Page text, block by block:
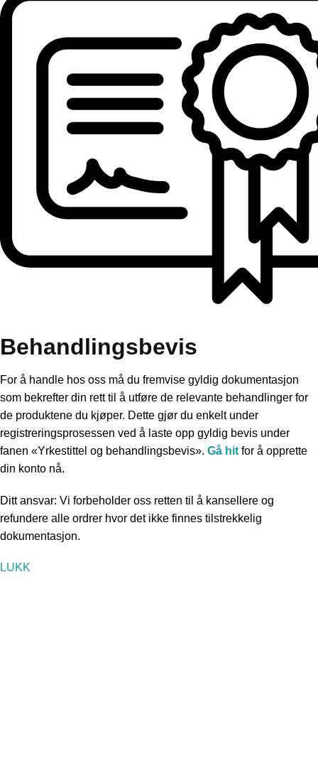
Behandlingsbevis
For å handle hos oss må du fremvise gyldig dokumentasjon
som bekrefter din rett til å utføre de relevante behandlinger for
de produktene du kjøper. Dette gjør du enkelt under
registreringsprosessen ved å laste opp gyldig bevis under
fanen «Yrkestittel og behandlingsbevis». Gå hit for å opprette
din konto nå.
Ditt ansvar: Vi forbeholder oss retten til å kansellere og
refundere alle ordrer hvor det ikke finnes tilstrekkelig
dokumentasjon.
LUKK